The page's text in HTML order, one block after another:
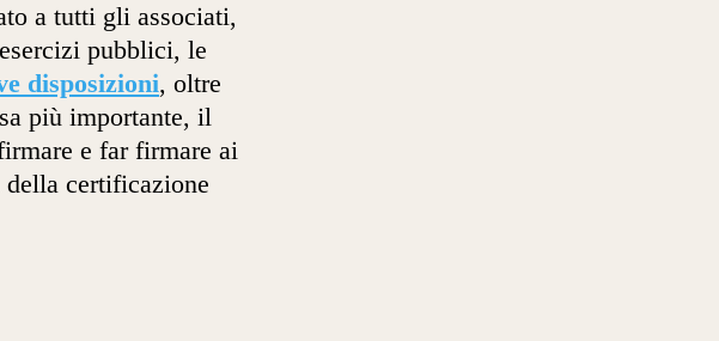
a tutti gli associati,
pubblici, le
disposizioni, oltre
più importante, il
e far firmare ai
certificazione